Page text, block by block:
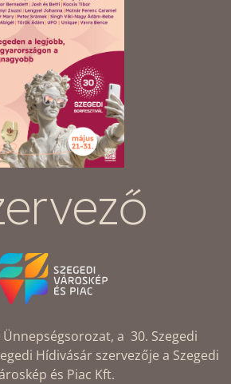
Ünnepségsorozat, a 30. Szegedi
Hídivásár szervezője a Szegedi
és Piac Kft.